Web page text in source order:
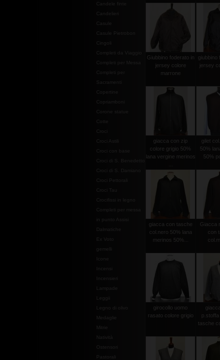
Candele finte
Candelieri
Casule
Casule Pietrobon
Cingoli
Completi da Viaggio
Completi per Messa
Completi per
Sacramenti
Copertine
Copriamboni
Corone statue
Cotte
Croci
Croci Astili
Croci con base
Croci di S. Benedetto
Croci di S. Damiano
Croci Pettorali
Croci Tau
Crocifissi in legno
Completi per messa
in punto Assisi
Dalmatiche
Ex Voto
gemelli
Leggii
Legno di olivo
Medaglie
Mitrie
Natività
Ostensori
Pastorali
Giubbino foderato in
jersey colore
marrone
giubbino
jersey
giacca con zip
colore grigio 50%
lana vergine merinos
gilet
50%
50%
giacca con tasche
col.nero 50% lana
merinos 50%...
Giacca
con
girocollo uomo
rasato colore grigio
tasche